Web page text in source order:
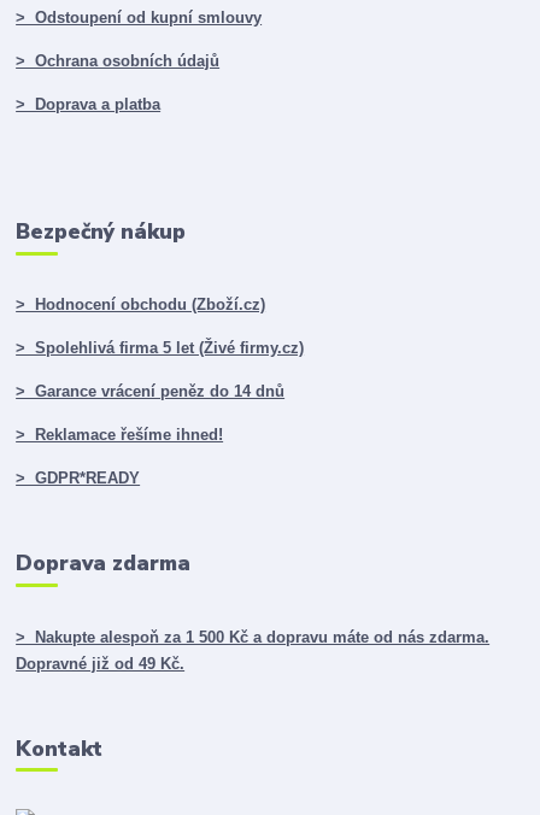
> Odstoupení od kupní smlouvy
> Ochrana osobních údajů
> Doprava a platba
Bezpečný nákup
> Hodnocení obchodu (Zboží.cz)
> Spolehlivá firma 5 let (Živé firmy.cz)
> Garance vrácení peněz do 14 dnů
> Reklamace řešíme ihned!
> GDPR*READY
Doprava zdarma
> Nakupte alespoň za 1 500 Kč a dopravu máte od nás zdarma.
Dopravné již od 49 Kč.
Kontakt